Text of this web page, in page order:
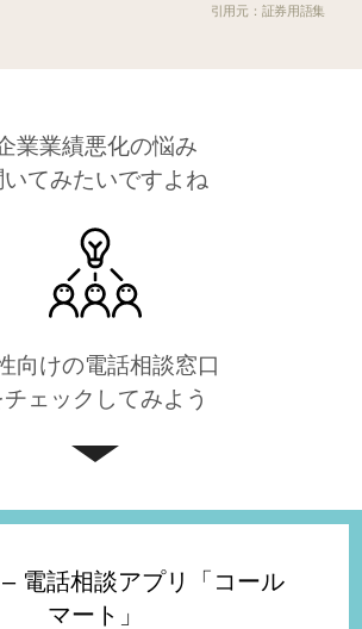
証券用語集
業業績悪化の悩み
いてみたいですよね
向けの電話相談窓口
チェックしてみよう
電話相談アプリ「コール
マート」